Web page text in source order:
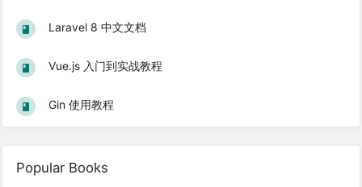
Laravel 8 中文文档
Vue.js 入门到实战教程
Gin 使用教程
Popular Books